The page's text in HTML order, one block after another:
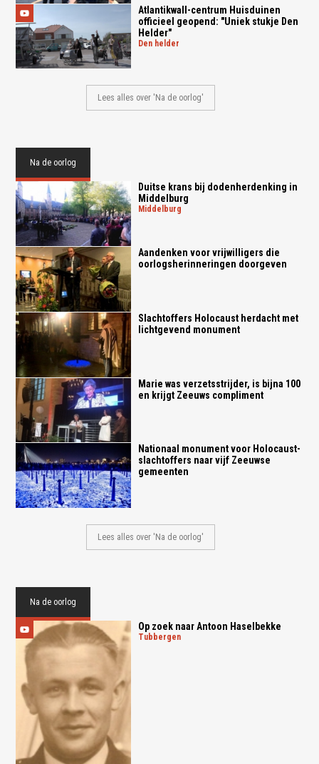
Atlantikwall-centrum Huisduinen
officieel geopend: "Uniek stukje Den
Helder"
den helder
Lees alles over 'Na de oorlog'
Na de oorlog
Duitse krans bij dodenherdenking in
Middelburg
middelburg
Aandenken voor vrijwilligers die
oorlogsherinneringen doorgeven
Slachtoffers Holocaust herdacht met
lichtgevend monument
Marie was verzetsstrijder, is bijna 100
en krijgt Zeeuws compliment
Nationaal monument voor Holocaust-
slachtoffers naar vijf Zeeuwse
gemeenten
Lees alles over 'Na de oorlog'
Na de oorlog
Op zoek naar Antoon Haselbekke
tubbergen